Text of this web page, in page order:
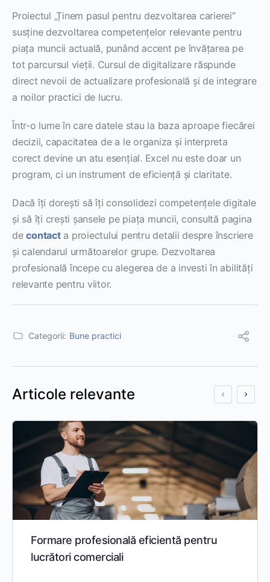
Proiectul „Ținem pasul pentru dezvoltarea carierei”
susține dezvoltarea competențelor relevante pentru
piața muncii actuală, punând accent pe învățarea pe
tot parcursul vieții. Cursul de digitalizare răspunde
direct nevoii de actualizare profesională și de integrare
a noilor practici de lucru.
Într-o lume în care datele stau la baza aproape fiecărei
decizii, capacitatea de a le organiza și interpreta
corect devine un atu esențial. Excel nu este doar un
program, ci un instrument de eficiență și claritate.
Dacă îți dorești să îți consolidezi competențele digitale
și să îți crești șansele pe piața muncii, consultă pagina
decontacta proiectului pentru detalii despre înscriere
și calendarul următoarelor grupe. Dezvoltarea
profesională începe cu alegerea de a investi în abilități
relevante pentru viitor.
Categorii: Bune practici
Articole relevante
Formare profesională eficientă pentru
lucrători comerciali